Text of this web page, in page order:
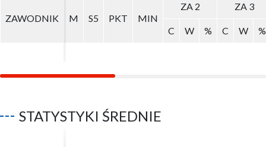
ZAWODNIK M S5 PKT MIN
ZA 2 ZA 3
C W % C W %
ZAWODNIK M S5 PKT MIN
ZA 2 ZA 3
C W % C W %
STATYSTYKI ŚREDNIE